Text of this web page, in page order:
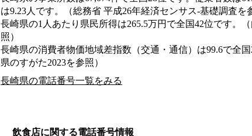
は9.23人です。（総務省 平成26年経済センサス‐基礎調査を
長崎県の1人あたり県民所得は265.5万円で全国42位です。
照）
長崎県の消費者物価地域差指数（交通・通信）は99.6で全
県のすがた2023を参照）
長崎県の電話番号一覧をみる
飲食店に関する電話番号情報